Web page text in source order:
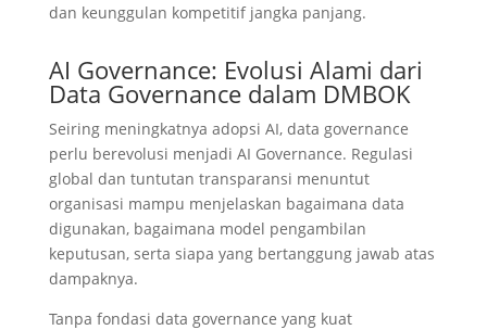
dan keunggulan kompetitif jangka panjang.
AI Governance: Evolusi Alami dari
Data Governance dalam DMBOK
Seiring meningkatnya adopsi AI, data governance
perlu berevolusi menjadi AI Governance. Regulasi
global dan tuntutan transparansi menuntut
organisasi mampu menjelaskan bagaimana data
digunakan, bagaimana model pengambilan
keputusan, serta siapa yang bertanggung jawab atas
dampaknya.
Tanpa fondasi data governance yang kuat